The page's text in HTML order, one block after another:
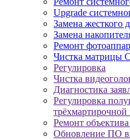
Upgrade
Замена жесткого
Замена
Ремонт
Чистка матрицы
Регулировка
Чистка
Диагностика
Регулировка
Ремонт
Обновление ПО